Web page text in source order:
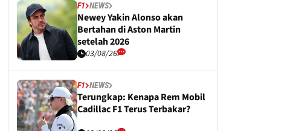
F1 NEWS
Newey Yakin Alonso akan
Bertahan di Aston Martin
setelah 2026
03/08/26
F1 NEWS
Terungkap: Kenapa Rem Mobil
Cadillac F1 Terus Terbakar?